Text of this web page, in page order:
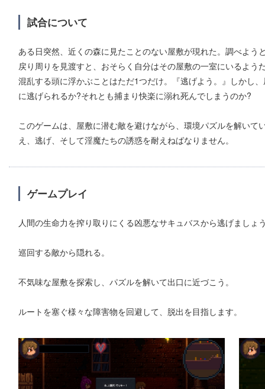
試合について
ある日突然、近くの森に見たことのない屋敷が現れた。調べよ
戻り周りを見渡すと、おそらく自分はその屋敷の一室にいるよ
混乱する頭に浮かぶことはただ1つだけ。『逃げよう。』しかし
に逃げられるか?それとも捕まり快楽に溺れ死んでしまうのか?
このゲームは、屋敷に潜む敵を避けながら、環境パズルを解い
え、逃げ、そして淫魔たちの誘惑を耐えねばなりません。
ゲームプレイ
人間の生命力を搾り取りにくる凶悪なサキュバスから逃げましょ
巡回する敵から隠れる。
不気味な屋敷を探索し、パズルを解いて出口に近づこう。
ルートを塞ぐ様々な障害物を回避して、脱出を目指します。